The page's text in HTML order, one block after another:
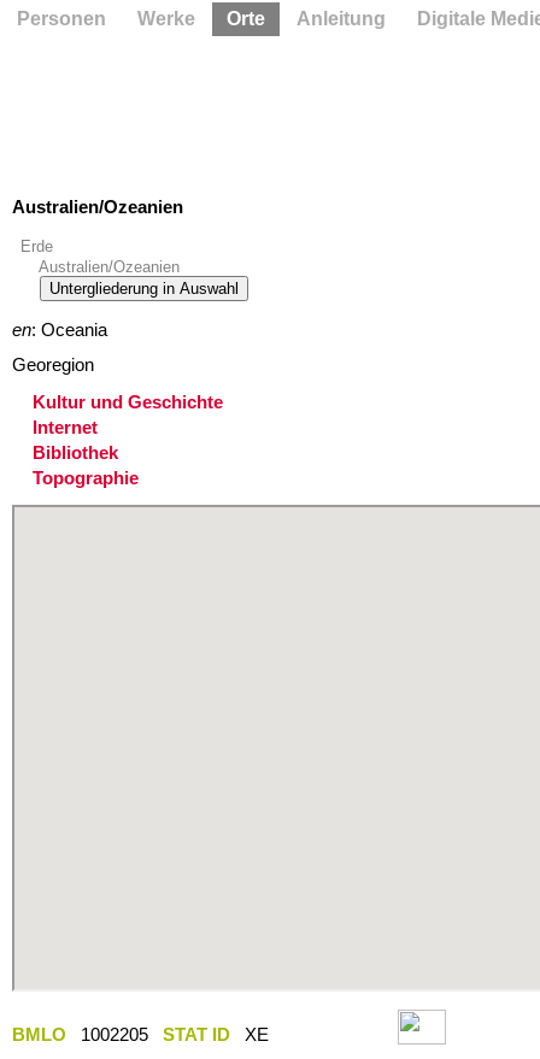
Australien/Ozeanien
Erde
Australien/Ozeanien
Untergliederung in Auswahl
en: Oceania
Georegion
Kultur und Geschichte
Internet
Bibliothek
Topographie
BMLO 1002205 STAT ID
XE
Personen Werke Orte Anleitung Digitale